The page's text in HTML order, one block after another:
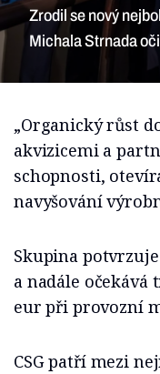
Zrodil se nový
Michala Strnada
„Organický růst
akvizicemi a
schopnosti,
navyšování
Skupina
a nadále očekává
eur při provozní
CSG patří mezi